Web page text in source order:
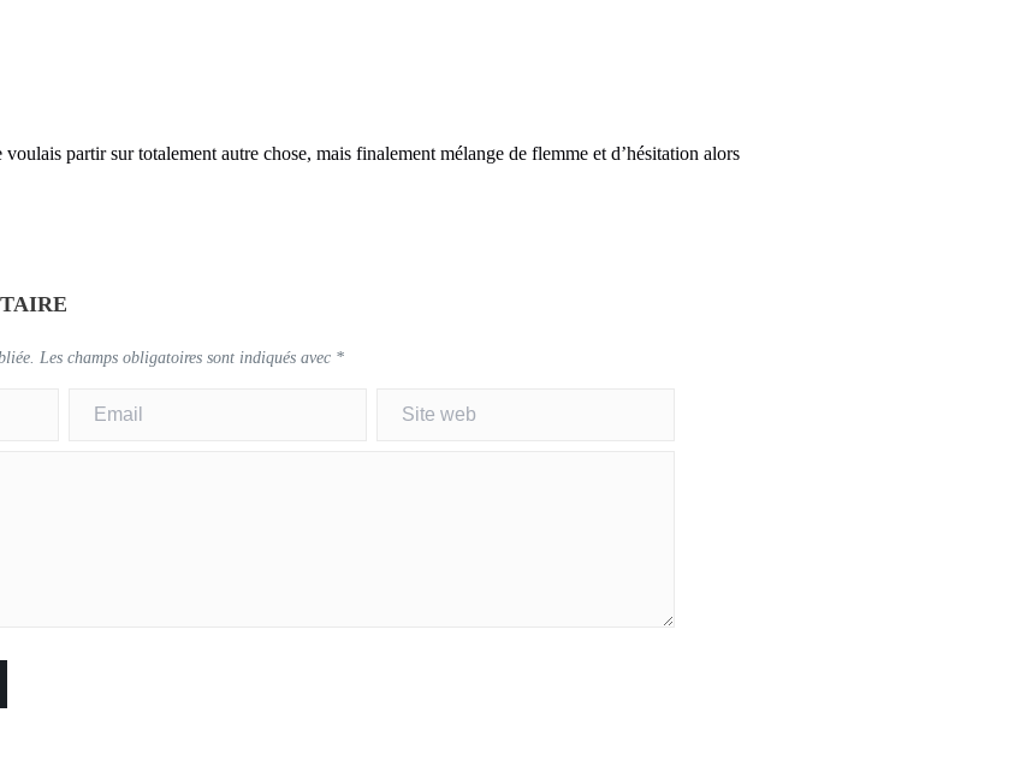
partir sur totalement autre chose, mais finalement mélange de flemme et d’hésitation alors
Les champs obligatoires sont indiqués avec *